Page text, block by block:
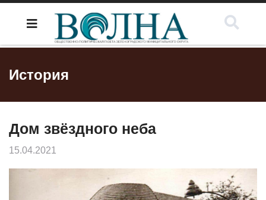
История
Дом звёздного неба
15.04.2021